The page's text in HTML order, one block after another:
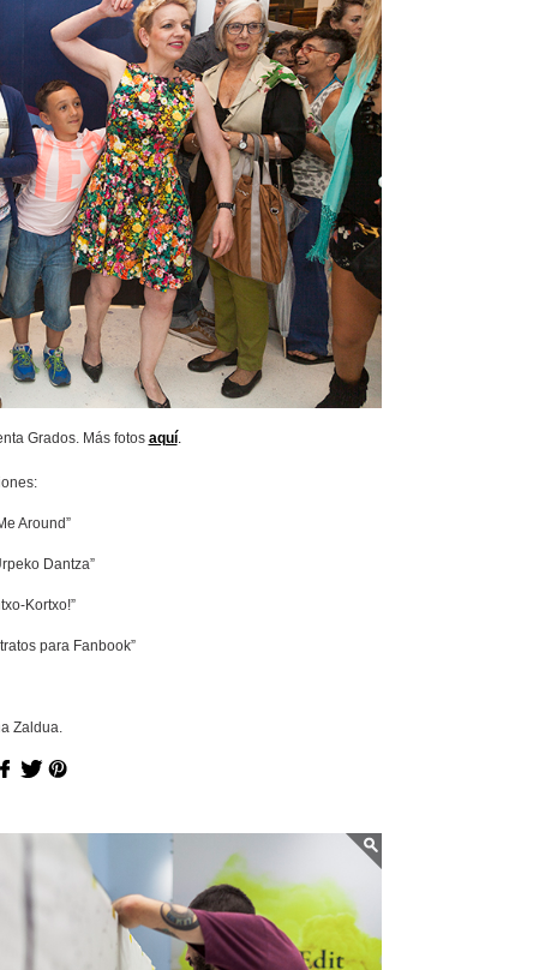
Grados. Más fotos aquí.
Around”
Dantza”
Kortxo!”
para Fanbook”
Zaldua.